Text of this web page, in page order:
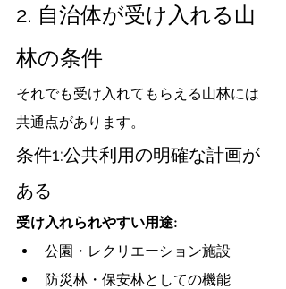
2. 自治体が受け入れる山
林の条件
それでも受け入れてもらえる山林には
共通点があります。
条件1:公共利用の明確な計画が
ある
受け入れられやすい用途:
公園・レクリエーション施設
防災林・保安林としての機能